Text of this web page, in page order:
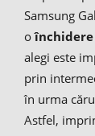
Samsung
o
alegi este
prin
în urma
Astfel,